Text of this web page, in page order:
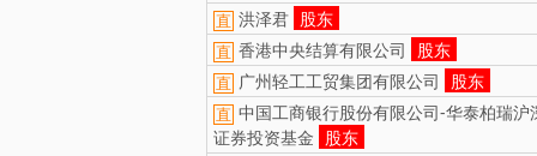
直 洪泽君 股东
直 香港中央结算有限公司 股东
直 广州轻工工贸集团有限公司 股东
直 中国工商银行股份有限公司-华泰柏瑞
证券投资基金 股东